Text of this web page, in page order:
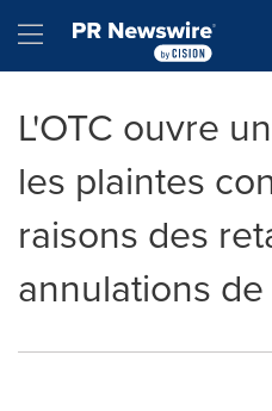
Hamburger menu
L'OTC ouvre
les plaintes
raisons des
annulations